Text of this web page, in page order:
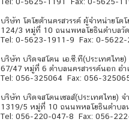
บริษัท โตโยต้านครสวรรค์ ผู้จำหน่ายโต
124/3 หมู่ที่ 10 ถนนพหลโยธินตำบลวัด
Tel: 0-5623-1911-9 Fax: 0-5622-
บริษัท บริดจสโตน เอ.ซี.ที(ประเทศไทย
67/47 หมู่ที่ 6 ตำบลนครสวรรค์นอก อำ
Tel: 056-325064 Fax: 056-
บริษัท บริดจสโตนเซลส์(ประเทศไทย) จ
1319/5 หมู่ที่ 10 ถนนพหลโยธินตำบลน
Tel: 056-220-047-8 Fax: 056-